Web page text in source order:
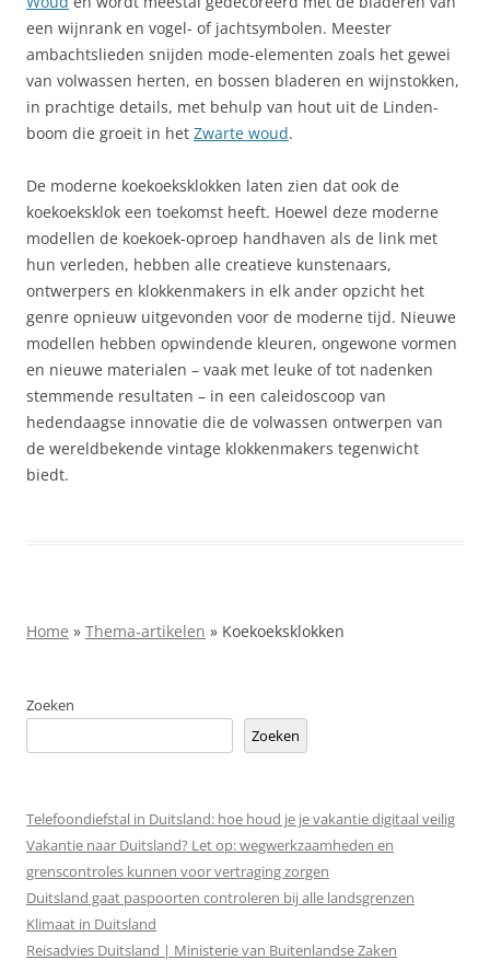
een wijnrank en vogel- of jachtsymbolen. Meester
ambachtslieden snijden mode-elementen zoals het gewei
van volwassen herten, en bossen bladeren en wijnstokken,
in prachtige details, met behulp van hout uit de Linden-
boom die groeit in het Zwarte woud.
De moderne koekoeksklokken laten zien dat ook de
koekoeksklok een toekomst heeft. Hoewel deze moderne
modellen de koekoek-oproep handhaven als de link met
hun verleden, hebben alle creatieve kunstenaars,
ontwerpers en klokkenmakers in elk ander opzicht het
genre opnieuw uitgevonden voor de moderne tijd. Nieuwe
modellen hebben opwindende kleuren, ongewone vormen
en nieuwe materialen – vaak met leuke of tot nadenken
stemmende resultaten – in een caleidoscoop van
hedendaagse innovatie die de volwassen ontwerpen van
de wereldbekende vintage klokkenmakers tegenwicht
biedt.
Home » Thema-artikelen » Koekoeksklokken
Zoeken
Zoeken
Telefoondiefstal in Duitsland: hoe houd je je vakantie digitaal veilig
Vakantie naar Duitsland? Let op: wegwerkzaamheden en
grenscontroles kunnen voor vertraging zorgen
Duitsland gaat paspoorten controleren bij alle landsgrenzen
Klimaat in Duitsland
Reisadvies Duitsland | Ministerie van Buitenlandse Zaken